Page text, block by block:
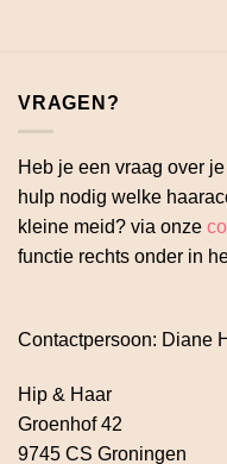
VRAGEN?
Heb je een vraag over
hulp nodig welke
kleine meid? via onze
functie rechts onder in
Contactpersoon: Diane
Hip & Haar
Groenhof 42
9745 CS Groningen